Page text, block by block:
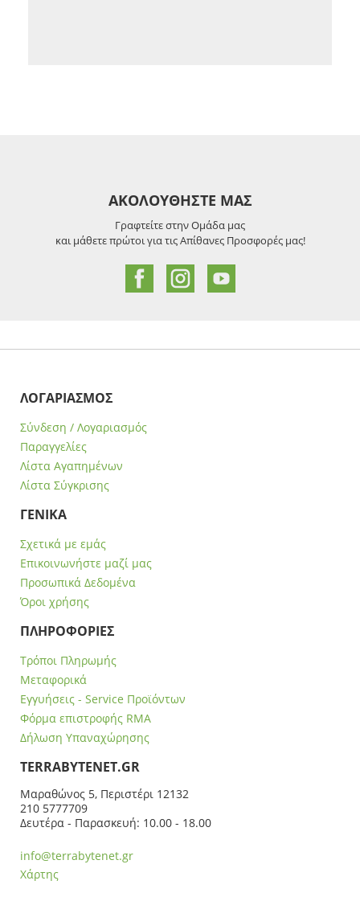
ΑΚΟΛΟΥΘΗΣΤΕ ΜΑΣ
Γραφτείτε στην Ομάδα μας
και μάθετε πρώτοι για τις Απίθανες Προσφορές μας!
ΛΟΓΑΡΙΑΣΜΟΣ
Σύνδεση / Λογαριασμός
Παραγγελίες
Λίστα Αγαπημένων
Λίστα Σύγκρισης
ΓΕΝΙΚΑ
Σχετικά με εμάς
Επικοινωνήστε μαζί μας
Προσωπικά Δεδομένα
Όροι χρήσης
ΠΛΗΡΟΦΟΡΙΕΣ
Τρόποι Πληρωμής
Μεταφορικά
Εγγυήσεις - Service Προϊόντων
Φόρμα επιστροφής RMA
Δήλωση Υπαναχώρησης
ΤERRABYTENET.GR
Μαραθώνος 5, Περιστέρι 12132
210 5777709
Δευτέρα - Παρασκευή: 10.00 - 18.00
info@terrabytenet.gr
Χάρτης